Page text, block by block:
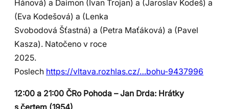
Hánová) a Daimon (Ivan Trojan) a (Jaroslav Kodeš) a
(Eva Kodešová) a (Lenka
Svobodová Šťastná) a (Petra Maťáková) a (Pavel
Kasza). Natočeno v roce
2025.
Poslech https://vltava.rozhlas.cz/…bohu-9437996
12:00 a 21:00 ČRo Pohoda – Jan Drda: Hrátky
s čertem (1954)